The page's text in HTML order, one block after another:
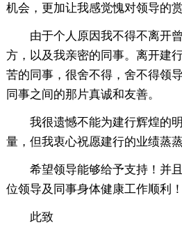
机会，更加让我感觉愧对领导的赏
由于个人原因我不得不离开
方，以及我亲密的同事。离开建
苦的同事，很舍不得，舍不得领
同事之间的那片真诚和友善。
我很遗憾不能为建行辉煌的
量，但我衷心祝愿建行的业绩蒸
希望领导能够给予支持！并
位领导及同事身体健康工作顺利！
此致